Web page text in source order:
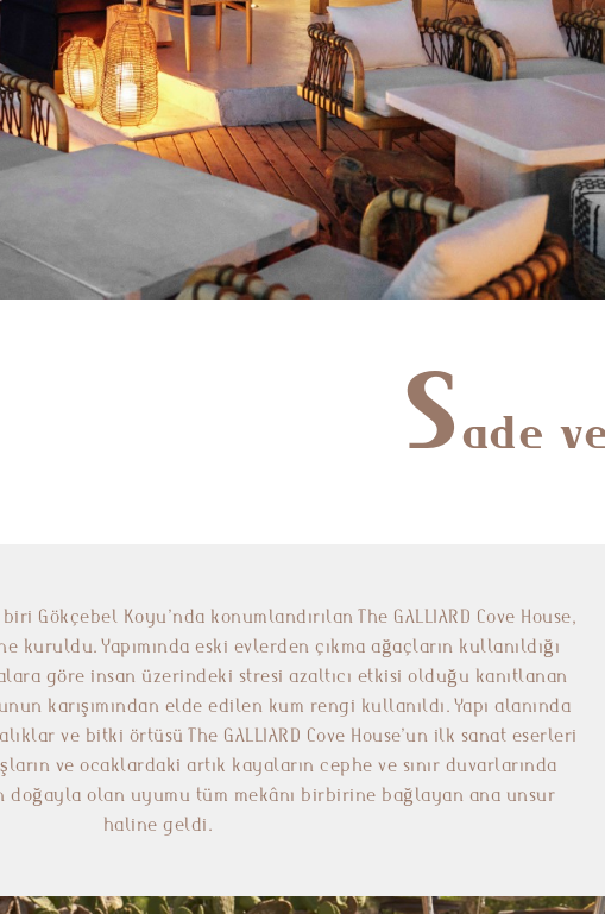
Sade
Gökçebel Koyu’nda konumlandırılan The GALLIARD Cove House,
kuruldu. Yapımında eski evlerden çıkma ağaçların kullanıldığı
göre insan üzerindeki stresi azaltıcı etkisi olduğu kanıtlanan
karışımından elde edilen kum rengi kullanıldı. Yapı alanında
ve bitki örtüsü The GALLIARD Cove House’un ilk sanat eserleri
ve ocaklardaki artık kayaların cephe ve sınır duvarlarında
doğayla olan uyumu tüm mekânı birbirine bağlayan ana unsur
haline geldi.